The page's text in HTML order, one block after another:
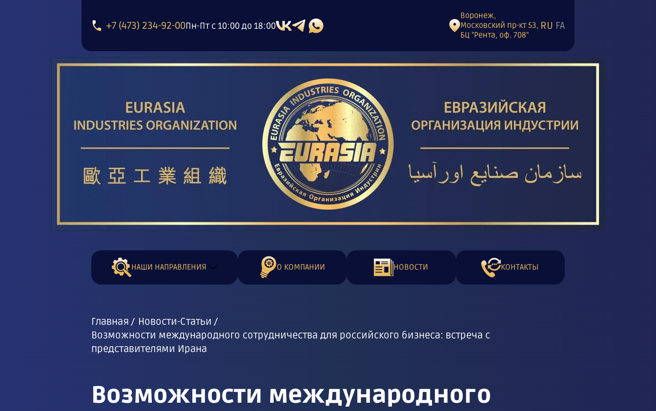
+7 (473) 234-92-00Пн-Пт с 10:00 до 18:00
Воронеж,
Московский пр-кт 53,
БЦ "Рента, оф. 708"
RU FA
НАШИ НАПРАВЛЕНИЯ О КОМПАНИИ НОВОСТИ КОНТАКТЫ
Главная
Новости-Статьи
Возможности международного сотрудничества для российского бизнеса: встреча с
представителями Ирана
Возможности международного